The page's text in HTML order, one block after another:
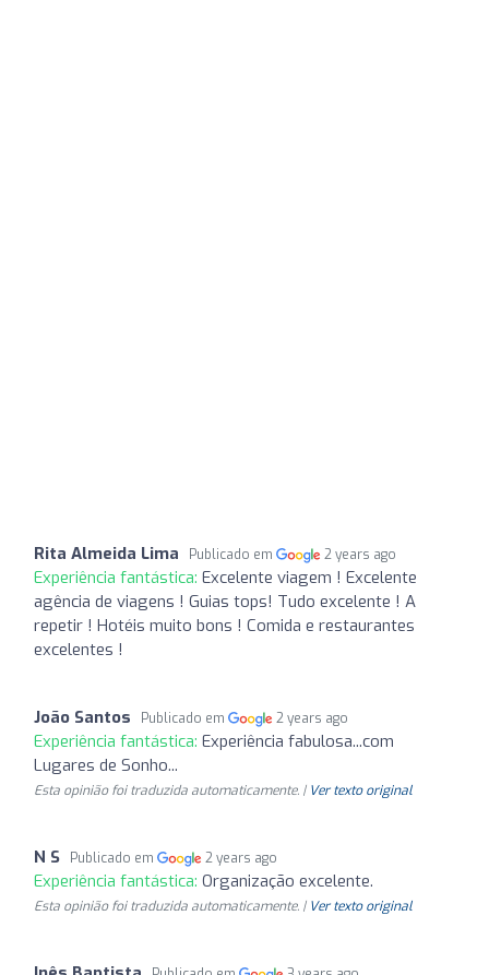
Rita Almeida Lima Publicado em 2 years ago
Experiência fantástica: Excelente viagem ! Excelente
agência de viagens ! Guias tops! Tudo excelente ! A
repetir ! Hotéis muito bons ! Comida e restaurantes
excelentes !
João Santos Publicado em 2 years ago
Experiência fantástica: Experiência fabulosa...com
Lugares de Sonho...
Esta opinião foi traduzida automaticamente. | Ver texto original
N S Publicado em 2 years ago
Experiência fantástica: Organização excelente.
Esta opinião foi traduzida automaticamente. | Ver texto original